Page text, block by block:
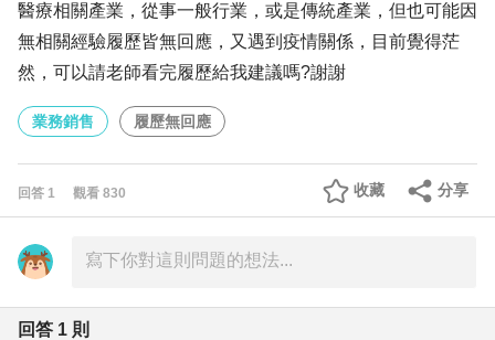
醫療相關產業，從事一般行業，或是傳統產業，但也可能因
無相關經驗履歷皆無回應，又遇到疫情關係，目前覺得茫
然，可以請老師看完履歷給我建議嗎?謝謝
業務銷售 履歷無回應
回答 1 觀看 830 分享
收藏
回答 1 則